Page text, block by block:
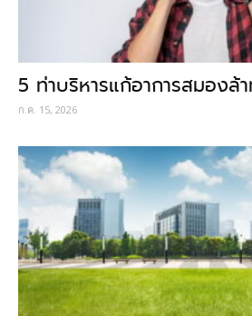
5 ท่าบริหารแก้อาการสมองล้
ก.ค. 15, 2026